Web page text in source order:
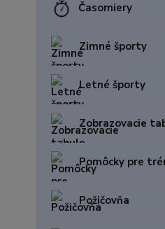
Časomiery
Zimné športy
Letné športy
Zobrazovacie
Pomôcky pre
Požičovňa